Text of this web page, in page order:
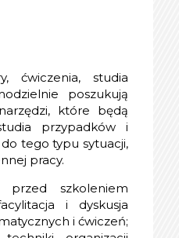
ćwiczenia, studia
poszukują
które będą
przypadków i
tego typu sytuacji,
pracy.
przed szkoleniem
i dyskusja
i ćwiczeń;